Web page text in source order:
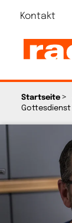
Kontakt
Startseite>
Gottesdienst